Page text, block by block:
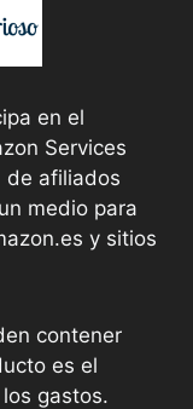
en el
Services
de afiliados
medio para
y sitios
contener
es el
gastos.